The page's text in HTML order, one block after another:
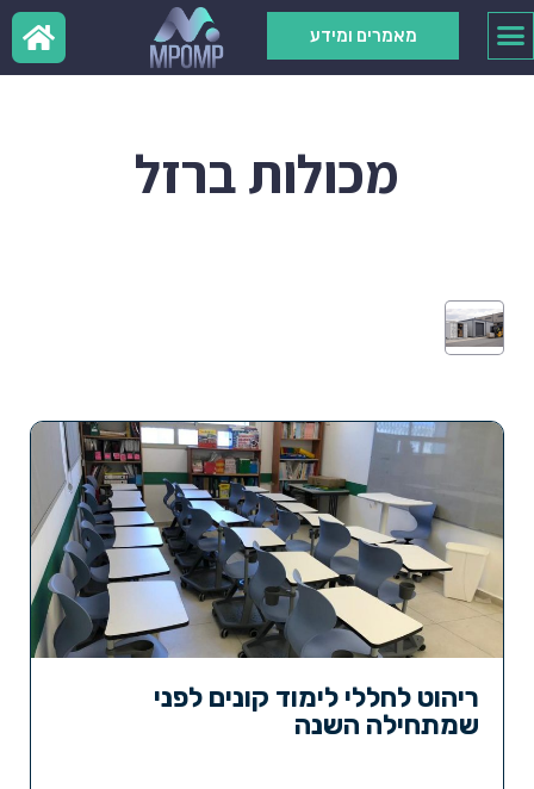
מאמרים ומידע
מכולות ברזל
ריהוט לחללי לימוד קונים לפני
שמתחילה השנה